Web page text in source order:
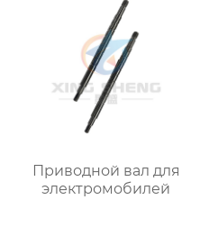
Приводной вал для
электромобилей